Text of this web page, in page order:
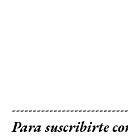
Para suscribirte